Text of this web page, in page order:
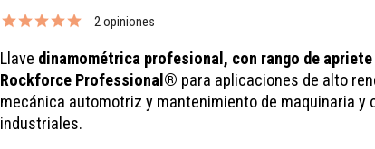
2 opiniones
Llave dinamométrica profesional, con rango de apriete
Rockforce Professional® para aplicaciones de alto
mecánica automotriz y mantenimiento de maquinaria y
industriales.